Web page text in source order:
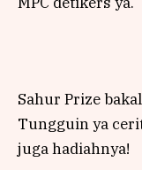
Sahur Prize
Tungguin ya
juga hadiahnya!